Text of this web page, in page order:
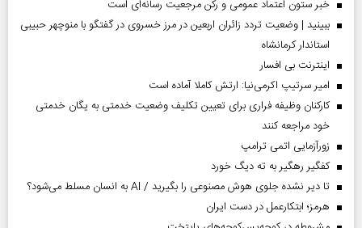
خبر ستون اعتماد عمومی و رکن مرجعیت رسانه‌ای است
ببینید | وضعیت تردد زائران اربعین در مرز خسروی در گفتگو با منوچهر حبیبی
استاندار کرمانشاه
اینترنت بی افسار
امیر سرتیپ اکرمی‌نیا: ارتش کاملا آماده است
کارکنان وظیفه فراری برای تعیین تکلیف وضعیت خدمتی به یگان خدمتی
خود مراجعه کنند
زورآزمایی اتمی ترامپ
کفگیر رهگیر به ته دیگ خورد
تا دیر نشده جلوی هوش مصنوعی را بگیرید / AI به انسان مسلط می‌شود؟
هرمز؛ ابتکارعمل در دست ایران